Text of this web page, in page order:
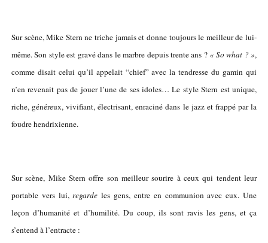
Sur scène, Mike Stern ne triche jamais et donne toujours le meilleur de lui-
même. Son style est gravé dans le marbre depuis trente ans ? « So what ? »,
comme disait celui qu’il appelait “chief” avec la tendresse du gamin qui
n’en revenait pas de jouer l’une de ses idoles… Le style Stern est unique,
riche, généreux, vivifiant, électrisant, enraciné dans le jazz et frappé par la
foudre hendrixienne.
Sur scène, Mike Stern offre son meilleur sourire à ceux qui tendent leur
portable vers lui,regarde les gens, entre en communion avec eux. Une
leçon d’humanité et d’humilité. Du coup, ils sont ravis les gens, et ça
s’entend à l’entracte :